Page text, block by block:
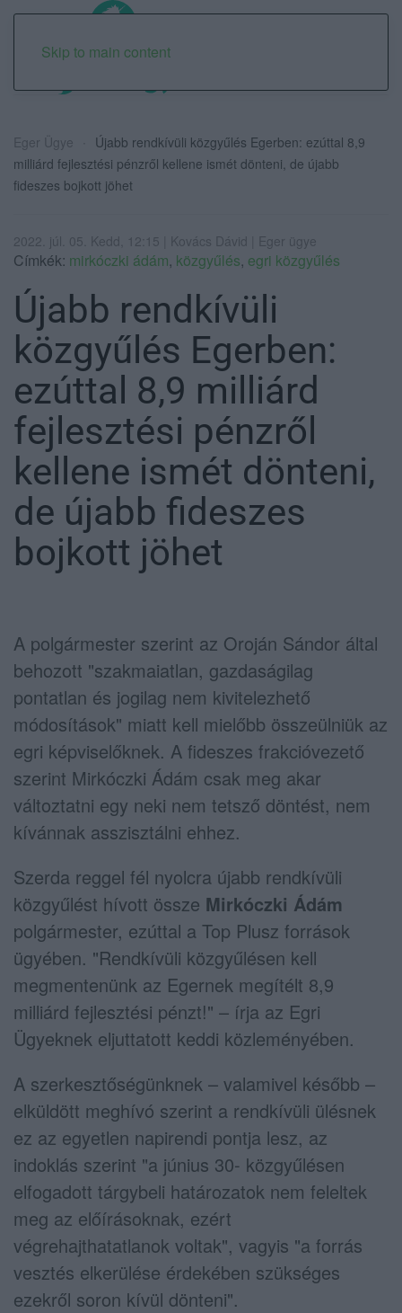
Skip to main content
Eger Ügye
Újabb rendkívüli közgyűlés Egerben: ezúttal 8,9
milliárd fejlesztési pénzről kellene ismét dönteni, de újabb
fideszes bojkott jöhet
2022. júl. 05. Kedd, 12:15 | Kovács Dávid | Eger ügye
Címkék: mirkóczki ádám, közgyűlés, egri közgyűlés
Újabb rendkívüli
közgyűlés Egerben:
ezúttal 8,9 milliárd
fejlesztési pénzről
kellene ismét dönteni,
de újabb fideszes
bojkott jöhet
A polgármester szerint az Oroján Sándor által
behozott "szakmaiatlan, gazdaságilag
pontatlan és jogilag nem kivitelezhető
módosítások" miatt kell mielőbb összeülniük az
egri képviselőknek. A fideszes frakcióvezető
szerint Mirkóczki Ádám csak meg akar
változtatni egy neki nem tetsző döntést, nem
kívánnak asszisztálni ehhez.
Szerda reggel fél nyolcra újabb rendkívüli
közgyűlést hívott össze Mirkóczki Ádám
polgármester, ezúttal a Top Plusz források
ügyében. "Rendkívüli közgyűlésen kell
megmentenünk az Egernek megítélt 8,9
milliárd fejlesztési pénzt!" – írja az Egri
Ügyeknek eljuttatott keddi közleményében.
A szerkesztőségünknek – valamivel később –
elküldött meghívó szerint a rendkívüli ülésnek
ez az egyetlen napirendi pontja lesz, az
indoklás szerint "a június 30- közgyűlésen
elfogadott tárgybeli határozatok nem feleltek
meg az előírásoknak, ezért
végrehajthatatlanok voltak", vagyis "a forrás
vesztés elkerülése érdekében szükséges
ezekről soron kívül dönteni".